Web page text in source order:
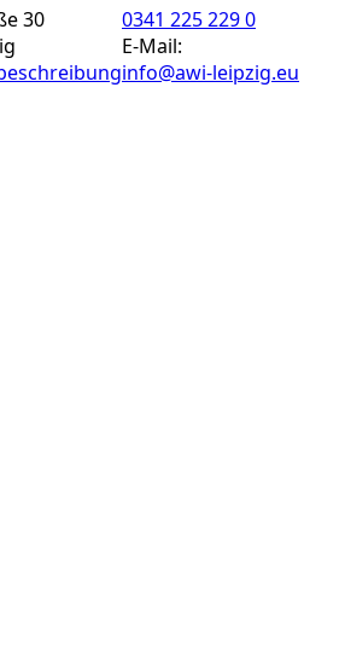
30
0341 225 229 0
E-Mail:
info@awi-leipzig.eu